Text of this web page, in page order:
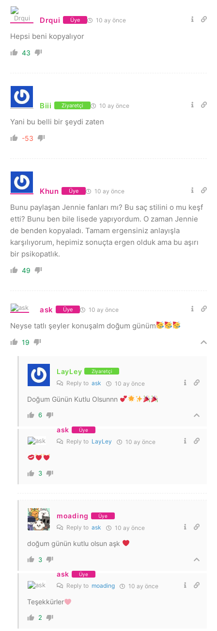
Drqui Üye 10 ay önce
Hepsi beni kopyalıyor
43
Biii Ziyaretçi 10 ay önce
Yani bu belli bir şeydi zaten
-53
Khun Üye 10 ay önce
Bunu paylaşan Jennie fanları mı? Bu saç stilini o mu keşf
etti? Bunu ben bile lisede yapıyordum. O zaman Jennie
de benden kopyaladı. Tamam ergensiniz anlayışla
karşılıyorum, hepimiz sonuçta ergen olduk ama bu aşırı
bir psikopatlık.
49
ask Üye 10 ay önce
Neyse tatlı şeyler konuşalm doğum günüm
19
LayLey Ziyaretçi
Reply to ask 10 ay önce
Doğum Günün Kutlu Olsunnn
6
ask Üye
Reply to LayLey 10 ay önce
3
moading Üye
Reply to ask 10 ay önce
doğum günün kutlu olsun aşk
3
ask Üye
Reply to moading 10 ay önce
Teşekkürler
2